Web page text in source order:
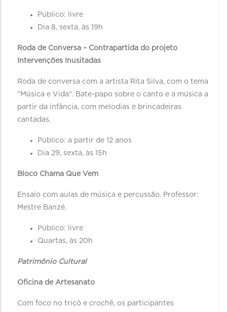
Público: livre
Dia 8, sexta, às 19h
Roda de Conversa – Contrapartida do projeto
Intervenções Inusitadas
Roda de conversa com a artista Rita Silva, com o tema
"Música e Vida". Bate-papo sobre o canto e a música a
partir da infância, com melodias e brincadeiras
cantadas.
Público: a partir de 12 anos
Dia 29, sexta, às 15h
Bloco Chama Que Vem
Ensaio com aulas de música e percussão. Professor:
Mestre Banzé.
Público: livre
Quartas, às 20h
Patrimônio Cultural
Oficina de Artesanato
Com foco no tricô e crochê, os participantes